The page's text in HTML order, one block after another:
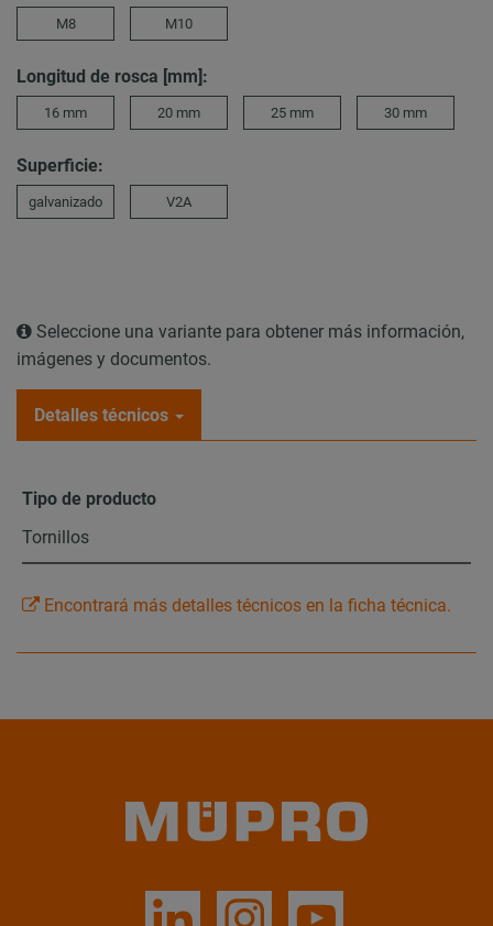
M8 M10
Longitud de rosca [mm]:
16 mm 20 mm 25 mm 30 mm
Superficie:
galvanizado V2A
Seleccione una variante para obtener más información,
imágenes y documentos.
Detalles técnicos
Tipo de producto
Tornillos
Encontrará más detalles técnicos en la ficha técnica.